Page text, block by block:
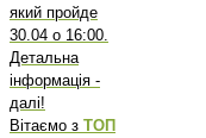
який пройде
30.04 о 16:00.
Детальна
інформація -
далі!
Вітаємо з ТОП